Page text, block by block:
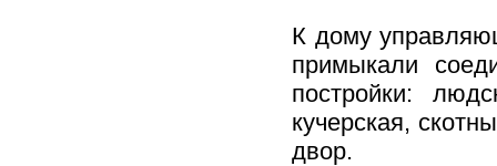
К дому
примыкали
постройки:
кучерская,
двор.